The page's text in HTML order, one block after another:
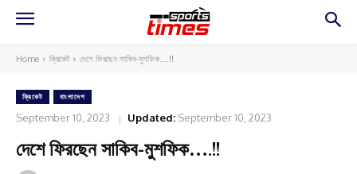
Home ক্রিকেট দেশে ফিরছেন সাকিব-মুশফিক....!!
ক্রিকেট বাংলাদেশ
September 10, 2023 Updated: September 10, 2023
দেশে ফিরছেন সাকিব-মুশফিক….!!